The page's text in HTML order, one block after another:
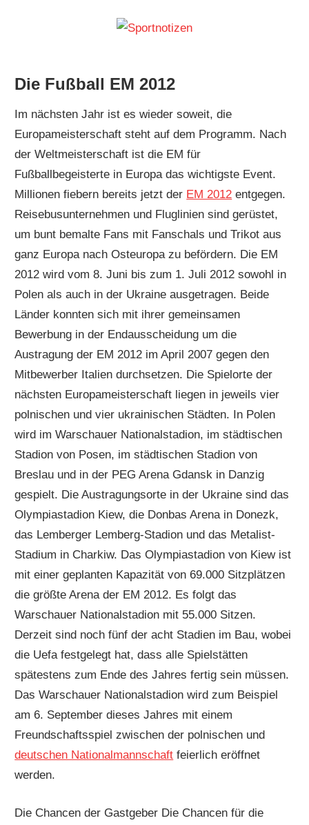
Werbung
Die Fußball EM 2012
Im nächsten Jahr ist es wieder soweit, die
Europameisterschaft steht auf dem Programm. Nach
der Weltmeisterschaft ist die EM für
Fußballbegeisterte in Europa das wichtigste Event.
Millionen fiebern bereits jetzt der EM 2012 entgegen.
Reisebusunternehmen und Fluglinien sind gerüstet,
um bunt bemalte Fans mit Fanschals und Trikot aus
ganz Europa nach Osteuropa zu befördern. Die EM
2012 wird vom 8. Juni bis zum 1. Juli 2012 sowohl in
Polen als auch in der Ukraine ausgetragen. Beide
Länder konnten sich mit ihrer gemeinsamen
Bewerbung in der Endausscheidung um die
Austragung der EM 2012 im April 2007 gegen den
Mitbewerber Italien durchsetzen. Die Spielorte der
nächsten Europameisterschaft liegen in jeweils vier
polnischen und vier ukrainischen Städten. In Polen
wird im Warschauer Nationalstadion, im städtischen
Stadion von Posen, im städtischen Stadion von
Breslau und in der PEG Arena Gdansk in Danzig
gespielt. Die Austragungsorte in der Ukraine sind das
Olympiastadion Kiew, die Donbas Arena in Donezk,
das Lemberger Lemberg-Stadion und das Metalist-
Stadium in Charkiw. Das Olympiastadion von Kiew ist
mit einer geplanten Kapazität von 69.000 Sitzplätzen
die größte Arena der EM 2012. Es folgt das
Warschauer Nationalstadion mit 55.000 Sitzen.
Derzeit sind noch fünf der acht Stadien im Bau, wobei
die Uefa festgelegt hat, dass alle Spielstätten
spätestens zum Ende des Jahres fertig sein müssen.
Das Warschauer Nationalstadion wird zum Beispiel
am 6. September dieses Jahres mit einem
Freundschaftsspiel zwischen der polnischen und
deutschen Nationalmannschaft feierlich eröffnet
werden.
Die Chancen der Gastgeber Die Chancen für die